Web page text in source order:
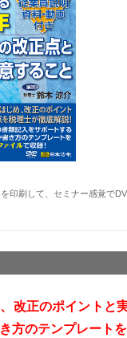
印刷して、セミナー感覚で
改正のポイントと
方のテンプレート